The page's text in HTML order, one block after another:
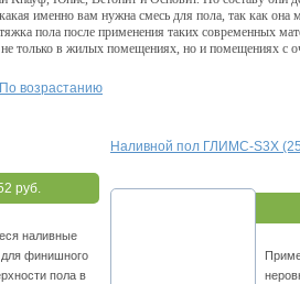
именно вам нужна смесь для пола, так как она
пола после применения таких современных
только в жилых помещениях, но и помещениях с
руб.
нaливныe
финишнoгo
пoлa в
Нaливнoй пoл ГЛИMC-S3X